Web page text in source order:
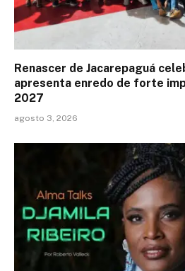
Renascer de Jacarepaguá
apresenta enredo de forte
2027
agosto 3, 2026